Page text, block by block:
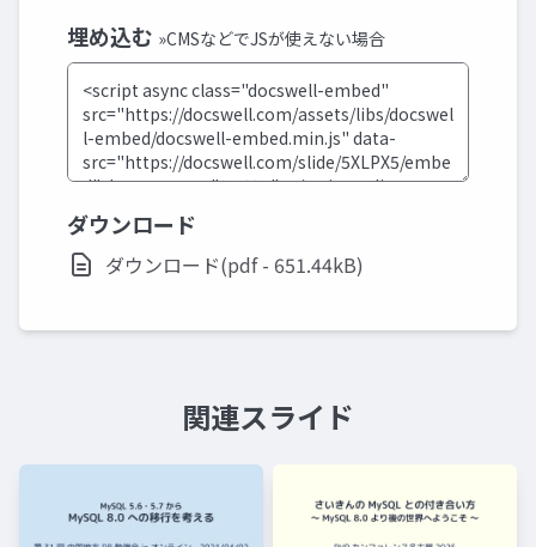
埋め込む »CMSなどでJSが使えない場合
ダウンロード
ダウンロード(pdf - 651.44kB)
関連スライド